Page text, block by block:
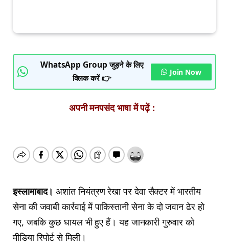
WhatsApp Group जुड़ने के लिए
क्लिक करें 👉
Join Now
अपनी मनपसंद भाषा में पढ़ें :
इस्लामाबाद। अशांत नियंत्रण रेखा पर देवा सैक्टर में भारतीय
सेना की जवाबी कार्रवाई में पाकिस्तानी सेना के दो जवान ढेर हो
गए, जबकि कुछ घायल भी हुए हैं। यह जानकारी गुरुवार को
मीडिया रिपोर्ट से मिली।